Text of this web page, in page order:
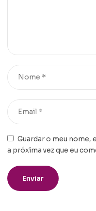
Guardar o meu nome,
a próxima vez que eu